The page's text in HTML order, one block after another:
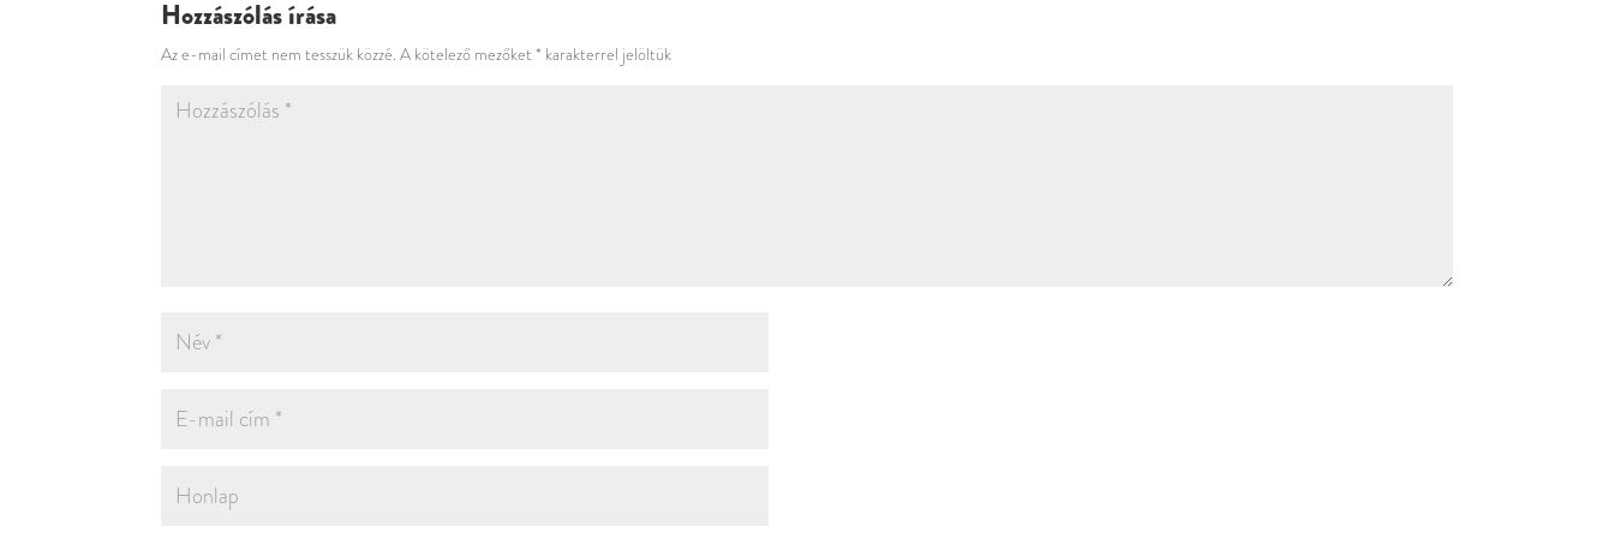
Hozzászólás írása
Az e-mail címet nem tesszük közzé. A kötelező mezőket * karakterrel jelöltük